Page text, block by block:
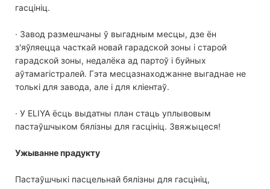
гасцініц.
· Завод размешчаны ў выгадным месцы, дзе ён
з'яўляецца часткай новай гарадской зоны і старой
гарадской зоны, недалёка ад партоў і буйных
аўтамагістралей. Гэта месцазнаходжанне выгаднае не
толькі для завода, але і для кліентаў.
· У ELIYA ёсць выдатны план стаць уплывовым
пастаўшчыком бялізны для гасцініц. Звяжыцеся!
Ужыванне прадукту
Пастаўшчыкі пасцельнай бялізны для гасцініц,